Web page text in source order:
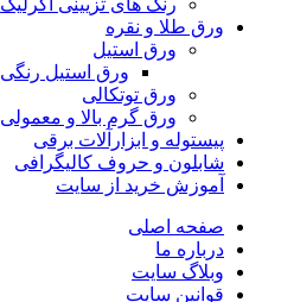
ورق طلا و نقره
ورق استیل
ورق استیل رنگی
ورق توتکالی
ورق گرم بالا و معمولی
پیستوله و ابزارآلات برقی
شابلون و حروف کالیگرافی
آموزش خرید از سایت
صفحه اصلی
درباره ما
وبلاگ سایت
قوانین سایت